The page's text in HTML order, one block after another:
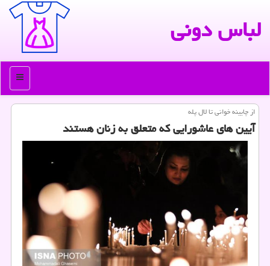
لباس دونی
منو
از چایینه خوانی تا لال پله
آیین های عاشورایی كه متعلق به زنان هستند